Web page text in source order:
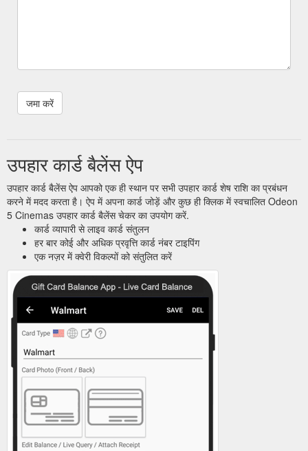
उपहार कार्ड बैलेंस ऐप
उपहार कार्ड बैलेंस ऐप आपको एक ही स्थान पर सभी उपहार कार्ड शेष राशि का प्रबंधन
करने में मदद करता है। ऐप में अपना कार्ड जोड़ें और कुछ ही क्लिक में स्वचालित Odeon
5 Cinemas उपहार कार्ड बैलेंस चेकर का उपयोग करें.
कार्ड व्यापारी से लाइव कार्ड संतुलन
हर बार कोई और अधिक प्रवृत्ति कार्ड नंबर टाइपिंग
एक नज़र में क्वेरी विकल्पों को संतुलित करें